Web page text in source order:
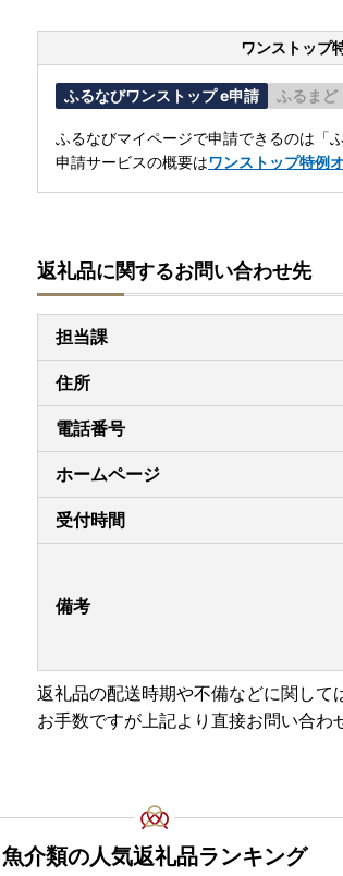
ワンストップ
ふるなびワンストップ e申請 ふるまど
ふるなびマイページで申請できるのは「
申請サービスの概要はワンストップ特例
返礼品に関するお問い合わせ先
担当課
住所
電話番号
ホームページ
受付時間
備考
返礼品の配送時期や不備などに関して
お手数ですが上記より直接お問い合わ
魚介類の人気返礼品ランキング